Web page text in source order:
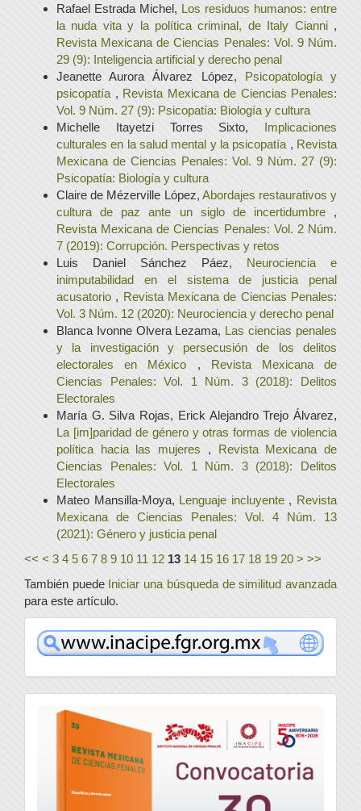
Rafael Estrada Michel, Los residuos humanos: entre
la nuda vita y la política criminal, de Italy Cianni ,
Revista Mexicana de Ciencias Penales: Vol. 9 Núm.
29 (9): Inteligencia artificial y derecho penal
Jeanette Aurora Álvarez López, Psicopatología y
psicopatía , Revista Mexicana de Ciencias Penales:
Vol. 9 Núm. 27 (9): Psicopatía: Biología y cultura
Michelle Itayetzi Torres Sixto, Implicaciones
culturales en la salud mental y la psicopatía , Revista
Mexicana de Ciencias Penales: Vol. 9 Núm. 27 (9):
Psicopatía: Biología y cultura
Claire de Mézerville López, Abordajes restaurativos y
cultura de paz ante un siglo de incertidumbre ,
Revista Mexicana de Ciencias Penales: Vol. 2 Núm.
7 (2019): Corrupción. Perspectivas y retos
Luis Daniel Sánchez Páez, Neurociencia e
inimputabilidad en el sistema de justicia penal
acusatorio , Revista Mexicana de Ciencias Penales:
Vol. 3 Núm. 12 (2020): Neurociencia y derecho penal
Blanca Ivonne Olvera Lezama, Las ciencias penales
y la investigación y persecusión de los delitos
electorales en México , Revista Mexicana de
Ciencias Penales: Vol. 1 Núm. 3 (2018): Delitos
Electorales
María G. Silva Rojas, Erick Alejandro Trejo Álvarez,
La [im]paridad de género y otras formas de violencia
política hacia las mujeres , Revista Mexicana de
Ciencias Penales: Vol. 1 Núm. 3 (2018): Delitos
Electorales
Mateo Mansilla-Moya, Lenguaje incluyente , Revista
Mexicana de Ciencias Penales: Vol. 4 Núm. 13
(2021): Género y justicia penal
<< < 3 4 5 6 7 8 9 10 11 12 13 14 15 16 17 18 19 20 > >>
También puede Iniciar una búsqueda de similitud avanzada
para este artículo.
www
convocatoria